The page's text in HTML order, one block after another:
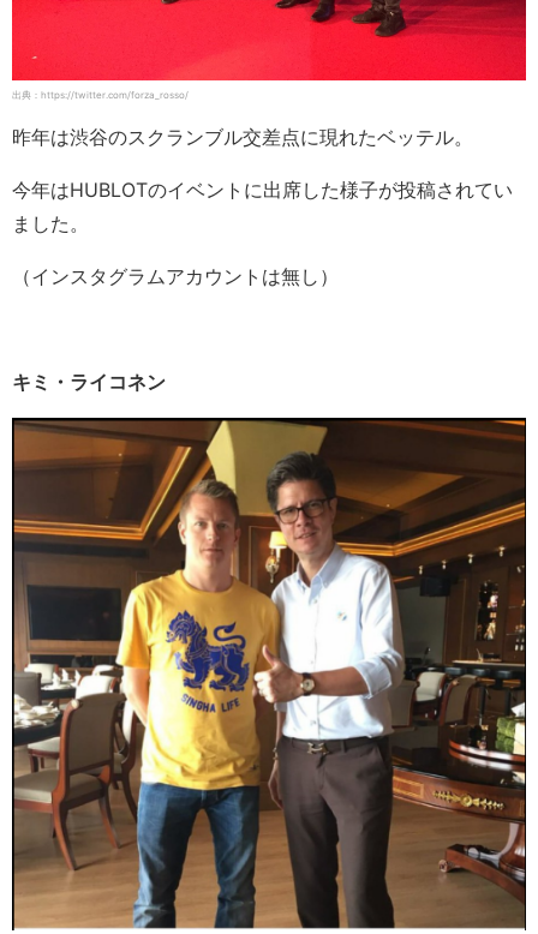
出典：https://twitter.com/forza_rosso/
昨年は渋谷のスクランブル交差点に現れたベッテル。
今年はHUBLOTのイベントに出席した様子が投稿されてい
ました。
（インスタグラムアカウントは無し）
キミ・ライコネン